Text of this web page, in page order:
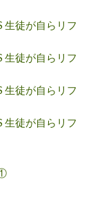
生徒が自らリフ
生徒が自らリフ
生徒が自らリフ
生徒が自らリフ